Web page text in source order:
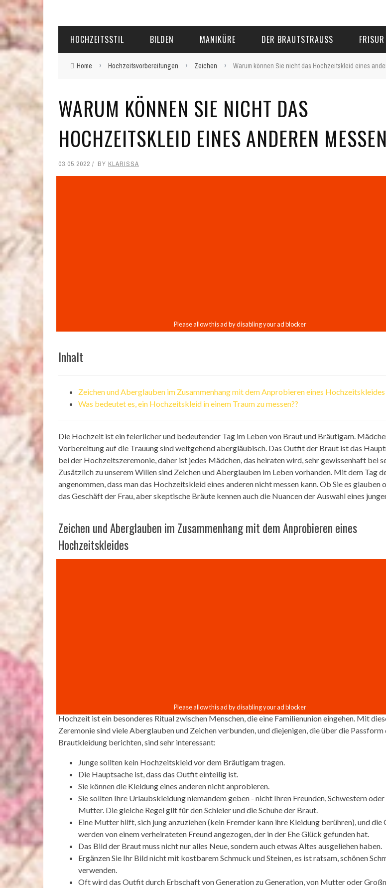
HOCHZEITSSTIL BILDEN MANIKÜRE DER BRAUTSTRAUSS FRISUR
Home › Hochzeitsvorbereitungen › Zeichen › Warum können Sie nicht das Hochzeitskleid eines
WARUM KÖNNEN SIE NICHT DAS
HOCHZEITSKLEID EINES ANDEREN MESSEN
03.05.2022 BY KLARISSA
Inhalt
Zeichen und Aberglauben im Zusammenhang mit dem Anprobieren eines Hochzeitskleides
Was bedeutet es, ein Hochzeitskleid in einem Traum zu messen??
Die Hochzeit ist ein feierlicher und bedeutender Tag im Leben von Braut und Bräutigam.
Vorbereitung auf die Trauung sind weitgehend abergläubisch. Das Outfit der Braut ist das
bei der Hochzeitszeremonie, daher ist jedes Mädchen, das heiraten wird, sehr gewissenhaft bei
Zusätzlich zu unserem Willen sind Zeichen und Aberglauben im Leben vorhanden. Mit dem Tag
angenommen, dass man das Hochzeitskleid eines anderen nicht messen kann. Ob Sie es glauben
das Geschäft der Frau, aber skeptische Bräute kennen auch die Nuancen der Auswahl eines
Zeichen und Aberglauben im Zusammenhang mit dem Anprobieren eines
Hochzeitskleides
Hochzeit ist ein besonderes Ritual zwischen Menschen, die eine Familienunion eingehen. Mit
Zeremonie sind viele Aberglauben und Zeichen verbunden, und diejenigen, die über die Passform
Brautkleidung berichten, sind sehr interessant:
Junge sollten kein Hochzeitskleid vor dem Bräutigam tragen.
Die Hauptsache ist, dass das Outfit einteilig ist.
Sie können die Kleidung eines anderen nicht anprobieren.
Sie sollten Ihre Urlaubskleidung niemandem geben - nicht Ihren Freunden, Schwestern
Mutter. Die gleiche Regel gilt für den Schleier und die Schuhe der Braut.
Eine Mutter hilft, sich jung anzuziehen (kein Fremder kann ihre Kleidung berühren), und die
werden von einem verheirateten Freund angezogen, der in der Ehe Glück gefunden hat.
Das Bild der Braut muss nicht nur alles Neue, sondern auch etwas Altes ausgeliehen haben.
Ergänzen Sie Ihr Bild nicht mit kostbarem Schmuck und Steinen, es ist ratsam, schönen
verwenden.
Oft wird das Outfit durch Erbschaft von Generation zu Generation, von Mutter oder